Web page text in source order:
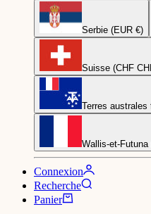
Serbie (EUR €)
Suisse (CHF
Terres
Wallis-et-Futuna
Connexion
Recherche
Panier